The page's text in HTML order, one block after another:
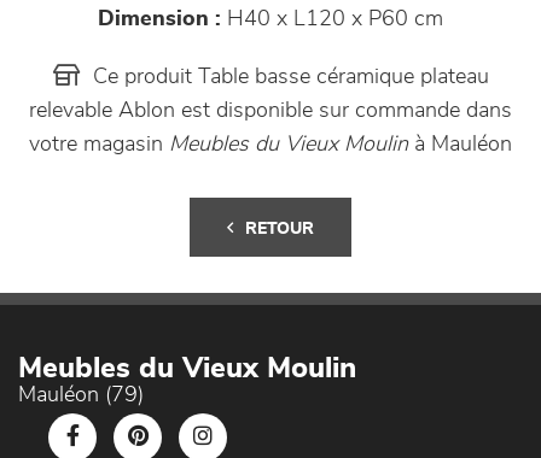
Dimension : H40 x L120 x P60 cm
Ce produit Table basse céramique plateau
relevable Ablon est disponible sur commande dans
votre magasin Meubles du Vieux Moulinà Mauléon
RETOUR
Meubles du Vieux Moulin
Mauléon (79)